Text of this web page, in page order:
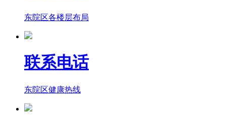
东院区各楼层布局
联系电话
东院区健康热线